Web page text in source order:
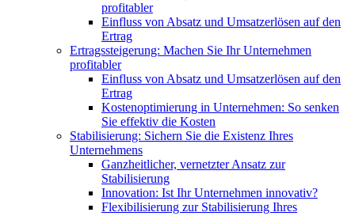
profitabler
Einfluss von Absatz und Umsatzerlösen auf den
Ertrag
Ertragssteigerung: Machen Sie Ihr Unternehmen
profitabler
Einfluss von Absatz und Umsatzerlösen auf den
Ertrag
Kostenoptimierung in Unternehmen: So senken
Sie effektiv die Kosten
Stabilisierung: Sichern Sie die Existenz Ihres
Unternehmens
Ganzheitlicher, vernetzter Ansatz zur
Stabilisierung
Innovation: Ist Ihr Unternehmen innovativ?
Flexibilisierung zur Stabilisierung Ihres